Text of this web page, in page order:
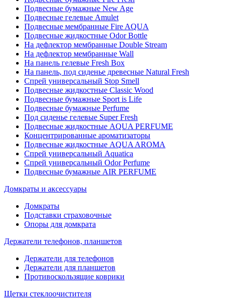
Подвесные бумажные New Age
Подвесные гелевые Amulet
Подвесные мембранные Fire AQUA
Подвесные жидкостные Odor Bottle
На дефлектор мембранные Double Stream
На дефлектор мембранные Wall
На панель гелевые Fresh Box
На панель, под сиденье древесные Natural Fresh
Спрей универсальный Stop Smell
Подвесные жидкостные Classic Wood
Подвесные бумажные Sport is Life
Подвесные бумажные Perfume
Под сиденье гелевые Super Fresh
Подвесные жидкостные AQUA PERFUME
Концентрированные ароматизаторы
Подвесные жидкостные AQUA AROMA
Спрей универсальный Aquatica
Спрей универсальный Odor Perfume
Подвесные бумажные AIR PERFUME
Домкраты и аксессуары
Домкраты
Подставки страховочные
Опоры для домкрата
Держатели телефонов, планшетов
Держатели для телефонов
Держатели для планшетов
Противоскользящие коврики
Щетки стеклоочистителя